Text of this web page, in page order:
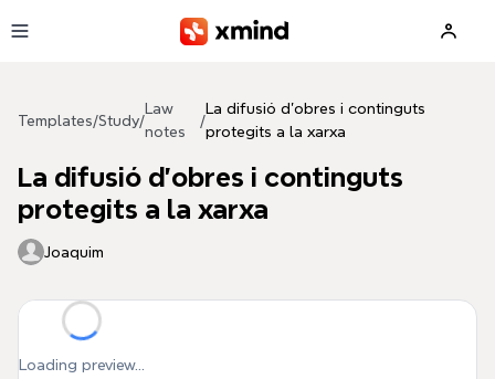
Templates/Study/
Law
notes
/
La difusió d'obres i continguts
protegits a la xarxa
La difusió d'obres i continguts
protegits a la xarxa
Joaquim
Loading preview...